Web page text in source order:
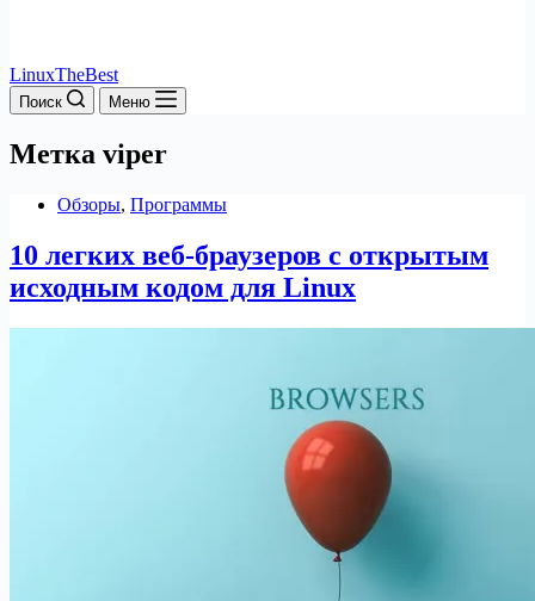
LinuxTheBest
Поиск Меню
Метка viper
Обзоры, Программы
10 легких веб-браузеров с открытым
исходным кодом для Linux